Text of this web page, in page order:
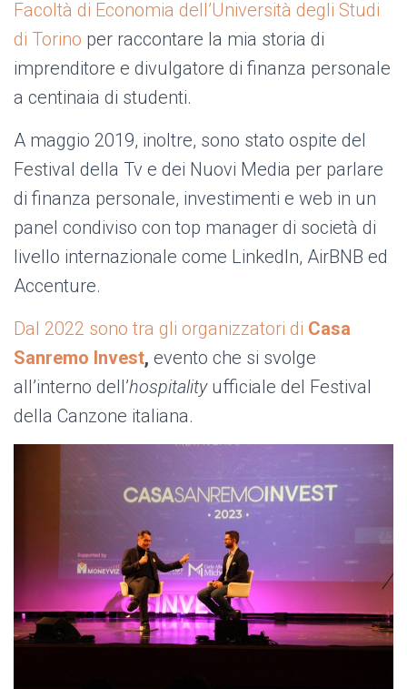
Facoltà di Economia dell’Università degli Studi
di Torino per raccontare la mia storia di
imprenditore e divulgatore di finanza personale
a centinaia di studenti.
A maggio 2019, inoltre, sono stato ospite del
Festival della Tv e dei Nuovi Media per parlare
di finanza personale, investimenti e web in un
panel condiviso con top manager di società di
livello internazionale come LinkedIn, AirBNB ed
Accenture.
Dal 2022 sono tra gli organizzatori di Casa
Sanremo Invest, evento che si svolge
all’interno dell’hospitalityufficiale del Festival
della Canzone italiana.